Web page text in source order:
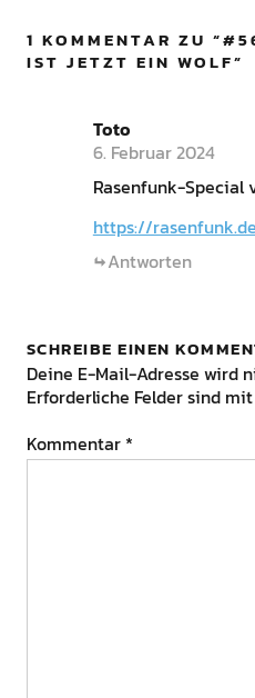
1 KOMMENTAR ZU “
IST JETZT EIN WOLF”
Toto
6. Februar 2024
Rasenfunk-Special
https://
Antworten
SCHREIBE EINEN
Deine E-Mail-Adresse wird
Erforderliche Felder sind mit
Kommentar *